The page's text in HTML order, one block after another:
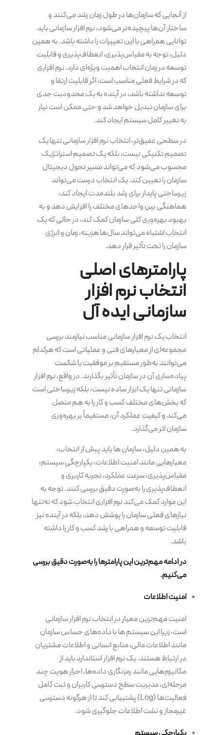
از آنجایی که سازمان‌ها در طول زمان رشد می‌کنند و
ساختار آن‌ها پیچیده‌تر می‌شود، نرم افزار سازمانی باید
توانایی همراهی با این تغییرات را داشته باشد. به همین
دلیل، توجه به مقیاس‌پذیری، انعطاف‌پذیری و قابلیت
توسعه در زمان انتخاب اهمیت ویژه‌ای دارد. نرم افزاری
که در شرایط فعلی مناسب است، اگر قابلیت ارتقا و
توسعه نداشته باشد، در آینده به یک محدودیت جدی
برای سازمان تبدیل خواهد شد و حتی ممکن است نیاز
به تغییر کامل سیستم ایجاد کند.
در سطحی عمیق‌تر، انتخاب نرم افزار سازمانی تنها یک
تصمیم تکنیکی نیست، بلکه یک تصمیم استراتژیک
محسوب می‌شود که می‌تواند مسیر تحول دیجیتال
سازمان را تعیین کند. یک انتخاب درست می‌تواند
زیرساختی پایدار برای رشد بلندمدت ایجاد کند،
هماهنگی بین واحدهای مختلف را افزایش دهد و به
بهبود بهره‌وری کلی سازمان کمک کند، در حالی که یک
انتخاب اشتباه می‌تواند سال‌ها هزینه، زمان و انرژی
سازمان را تحت تأثیر قرار دهد.
پارامترهای اصلی
انتخاب نرم افزار
سازمانی ایده آل
انتخاب یک نرم افزار سازمانی مناسب نیازمند بررسی
مجموعه‌ای از معیارهای فنی و عملیاتی است که هرکدام
می‌توانند به‌طور مستقیم بر موفقیت یا شکست
پیاده‌سازی آن در سازمان تأثیر بگذارند. در واقع، نرم افزار
سازمانی تنها یک ابزار ساده نیست، بلکه زیرساختی است
که بخش‌های مختلف کسب و کار را به هم متصل
می‌کند و کیفیت عملکرد آن، مستقیماً بر بهره‌وری
سازمان اثر می‌گذارد.
به همین دلیل، سازمان ها باید پیش از انتخاب،
معیارهایی مانند امنیت اطلاعات، یکپارچگی سیستم،
مقیاس‌پذیری، سرعت عملکرد، تجربه کاربری و
انعطاف‌پذیری را به‌صورت دقیق بررسی کنند. توجه به
این موارد کمک می‌کند نرم افزاری انتخاب شود که نه‌تنها
نیازهای فعلی سازمان را پوشش دهد، بلکه در آینده نیز
قابلیت توسعه و همراهی با رشد کسب و کار را داشته
باشد.
در ادامه مهم‌ترین این پارامترها را به‌صورت دقیق بررسی
می‌کنیم.
امنیت اطلاعات
امنیت مهم‌ترین معیار در انتخاب نرم افزار سازمانی
است، زیرا این سیستم ها با داده‌های حساس سازمان
مانند اطلاعات مالی، منابع انسانی و اطلاعات مشتریان
در ارتباط هستند. یک نرم افزار استاندارد باید از
مکانیزم‌هایی مانند رمزنگاری داده‌ها، احراز هویت چند
مرحله‌ای، مدیریت سطح دسترسی کاربران و ثبت کامل
فعالیت‌ها (Log) پشتیبانی کند تا از هرگونه دسترسی
غیرمجاز و نشت اطلاعات جلوگیری شود.